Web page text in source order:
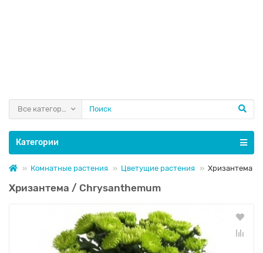
Все категории
Категории
Комнатные растения Цветущие растения Хризантема
Хризантема / Chrysanthemum